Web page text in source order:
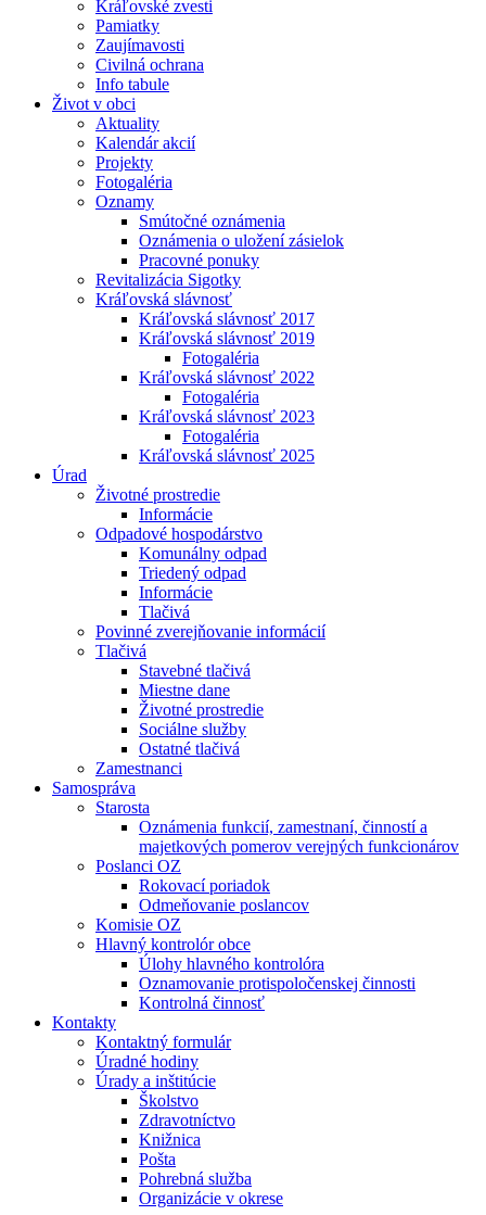
Kráľovské zvesti
Pamiatky
Zaujímavosti
Civilná ochrana
Info tabule
Život v obci
Aktuality
Kalendár akcií
Projekty
Fotogaléria
Oznamy
Smútočné oznámenia
Oznámenia o uložení zásielok
Pracovné ponuky
Revitalizácia Sigotky
Kráľovská slávnosť
Kráľovská slávnosť 2017
Kráľovská slávnosť 2019
Fotogaléria
Kráľovská slávnosť 2022
Fotogaléria
Kráľovská slávnosť 2023
Fotogaléria
Kráľovská slávnosť 2025
Úrad
Životné prostredie
Informácie
Odpadové hospodárstvo
Komunálny odpad
Triedený odpad
Informácie
Tlačivá
Povinné zverejňovanie informácií
Tlačivá
Stavebné tlačivá
Miestne dane
Životné prostredie
Sociálne služby
Ostatné tlačivá
Zamestnanci
Samospráva
Starosta
Oznámenia funkcií, zamestnaní, činností a
majetkových pomerov verejných funkcionárov
Poslanci OZ
Rokovací poriadok
Odmeňovanie poslancov
Komisie OZ
Hlavný kontrolór obce
Úlohy hlavného kontrolóra
Oznamovanie protispoločenskej činnosti
Kontrolná činnosť
Kontakty
Kontaktný formulár
Úradné hodiny
Úrady a inštitúcie
Školstvo
Zdravotníctvo
Knižnica
Pošta
Pohrebná služba
Organizácie v okrese